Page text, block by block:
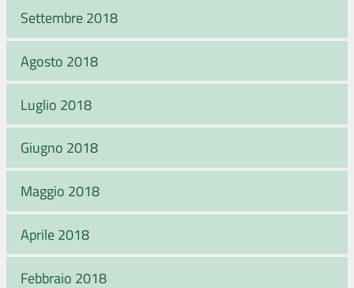
Settembre 2018
Agosto 2018
Luglio 2018
Giugno 2018
Maggio 2018
Aprile 2018
Febbraio 2018